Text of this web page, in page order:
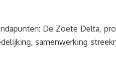
De Zoete Delta,
samenwerking